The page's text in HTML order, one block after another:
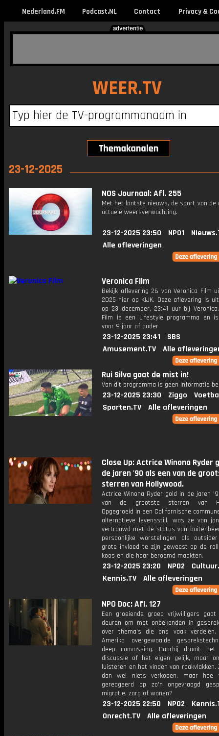
Nederland.FM Podcast.NL Contact Privacy &
WEER.TV
23-12-2025
NOS Journaal: Afl. 255
Met het laatste nieuws, de sport van de
actuele weersverwachting.
23-12-2025 23:50 NPO1
Alle afleveringen
Veronica Film
Bekijk aflevering 26 van Veronica Film
2025 hier op KIJK. Deze aflevering is
op 23 december, 23:41 uur bij
Film is een Lifestyle programma en
voor 9 jaar of ouder
23-12-2025 23:41
SBS
Amusement.TV
Alle
Rui Silva gaat de mist in!
Van dit programma is geen informatie
23-12-2025 23:30 Ziggo
Sporten.TV
Alle afleveringen
Close Up: Actrice Winona Ryder
de jaren '90 als een van de
sterren van Hollywood.
Actrice Winona Ryder gold in de jaren
van de grootste sterren van
Opgegroeid in een Californische
alternatieve levensstijl, was ze van
vertrouwd met de status van
persoonlijke worstelingen als
grote invloed te zijn geweest op de
koos en die haar beroemd maakten.
23-12-2025 23:20 NPO2
Kennis.TV
Alle afleveringen
NPO Doc: Afl. 127
Een groeiende groep vrijwilligers
deuren om met onbekenden in
over thema's die ons vaak
Amerika overgewaaide
deep canvassing. Daarbij draait
discussie of het eigen gelijk, maar
luisteren en het vinden van raakvlakken.
dan wel niets verkopen, maar hoe
gereageerd op zo'n ongevraagd
migratie, zorg of wonen?
23-12-2025 22:50 NPO2
Onrecht.TV
Alle afleveringen